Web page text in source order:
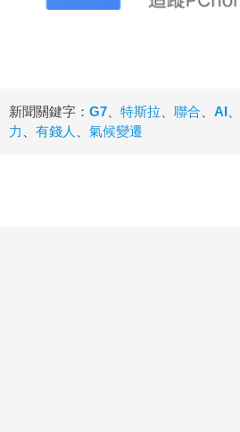
新聞關鍵字： G7 特斯拉 聯合 AI
力
有錢人 氣候變遷